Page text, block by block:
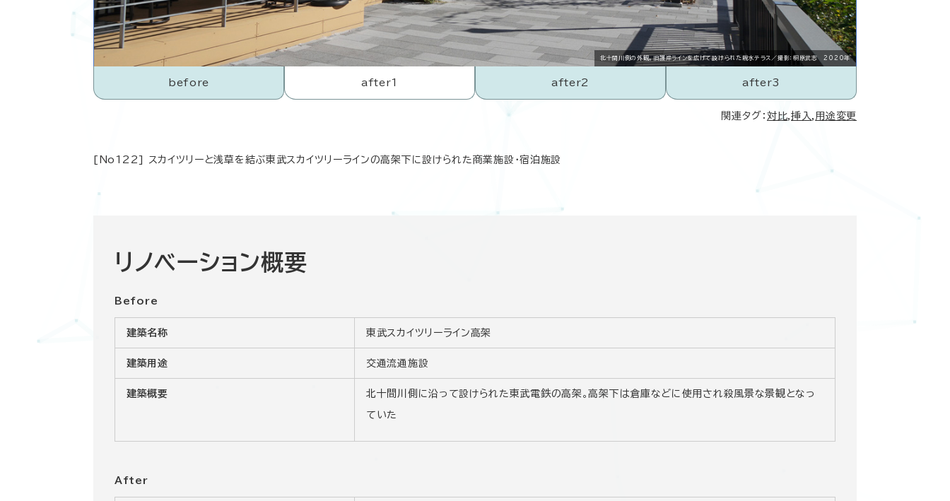
北十間川側の外観。旧護岸ラインを広げて設けられた親水テラス／撮影：桐原武志 2020年
before after1 after2 after3
関連タグ： 対比 ,挿入 用途変更
[No122] スカイツリーと浅草を結ぶ東武スカイツリーラインの高架下に設けられた商業施設・宿泊施設
リノベーション概要
Before
建築名称 東武スカイツリーライン高架
建築用途 交通流通施設
建築概要 北十間川側に沿って設けられた東武電鉄の高架。高架下は倉庫などに使用され殺風景な景観となっ
ていた
After